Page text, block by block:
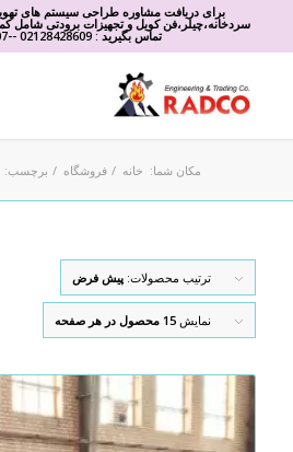
برای دریافت مشاوره طراحی سیستم های
سردخانه،چیلر،فن کویل و تجهیزات برودتی شامل
تماس بگیرید :02128428609
-
-
مکان شما: خانه / فروشگاه / برچسب: مینی
ترتیب محصولات: پیش فرض
نمایش 15 محصول در هر صفحه